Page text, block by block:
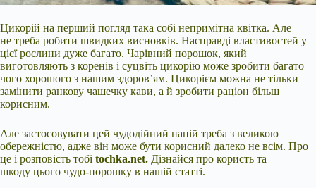
Цикорій на перший погляд така собі непримітна квітка. Але
не треба робити швидких висновків. Насправді властивостей у
цієї рослини дуже багато. Чарівний порошок, який
виготовляють з коренів і суцвіть цикорію може зробити багато
чого хорошого з нашим здоров’ям. Цикорієм можна не тільки
замінити ранкову чашечку кави, а й зробити раціон більш
корисним.
Але застосовувати цей чудодійний напій треба з великою
обережністю, адже він може бути корисний далеко не всім. Про
це і розповість тобі tochka.net. Дізнайся про користь та
шкоду цього чудо-порошку в нашій статті.